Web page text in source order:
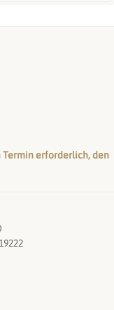
Termin erforderlich, den